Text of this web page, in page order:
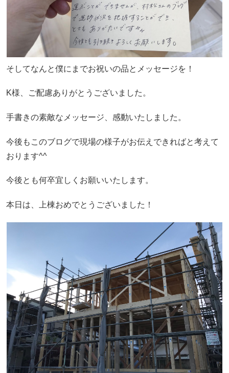
そしてなんと僕にまでお祝いの品とメッセージを！
K様、ご配慮ありがとうございました。
手書きの素敵なメッセージ、感動いたしました。
今後もこのブログで現場の様子がお伝えできればと考えて
おります^^
今後とも何卒宜しくお願いいたします。
本日は、上棟おめでとうございました！